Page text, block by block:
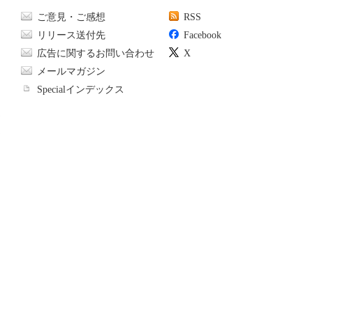
ご意見・ご感想
リリース送付先
広告に関するお問い合わせ
メールマガジン
Specialインデックス
RSS
Facebook
X